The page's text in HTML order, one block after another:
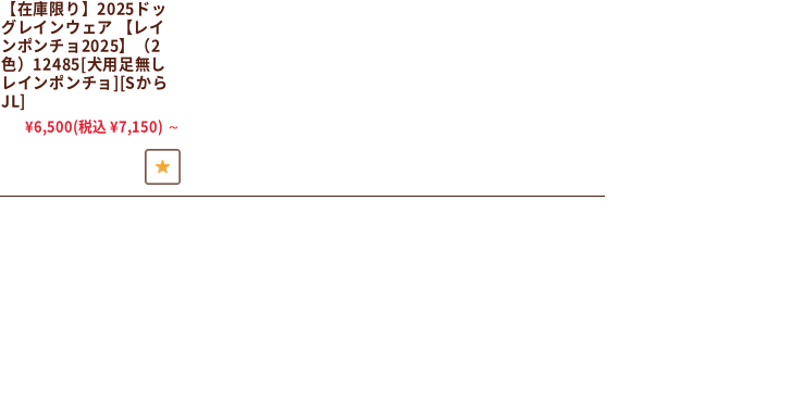
【在庫限り】2025ドッ
グレインウェア 【レイ
ンポンチョ2025】（2
色）12485[犬用足無し
レインポンチョ][Sから
JL]
¥6,500(税込 ¥7,150) ～